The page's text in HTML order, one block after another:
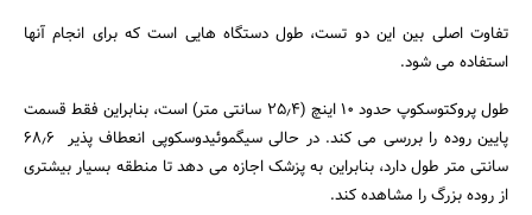
تفاوت اصلی بین این دو تست، طول دستگاه هایی است که برای انجام آنها
استفاده می شود.
طول پروکتوسکوپ حدود ۱۰ اینچ (۲۵٫۴ سانتی متر) است، بنابراین فقط قسمت
پایین روده را بررسی می کند. در حالی سیگموئیدوسکوپی انعطاف پذیر ۶۸٫۶
سانتی متر طول دارد، بنابراین به پزشک اجازه می دهد تا منطقه بسیار بیشتری
از روده بزرگ را مشاهده کند.